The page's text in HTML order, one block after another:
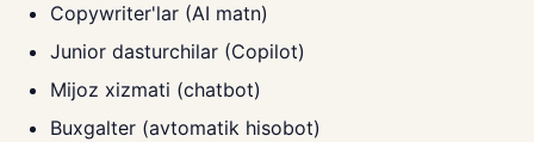
Copywriter'lar (AI matn)
Junior dasturchilar (Copilot)
Mijoz xizmati (chatbot)
Buxgalter (avtomatik hisobot)